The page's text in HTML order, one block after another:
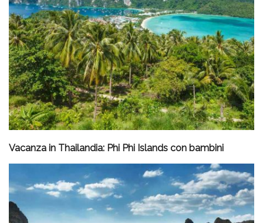
Vacanza in Thailandia: Phi Phi Islands con bambini